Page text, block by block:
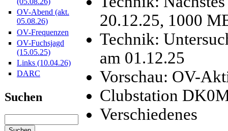
OV-Abend (akt.
05.08.26)
OV-Frequenzen
OV-Fuchsjagd
(15.05.25)
Links (10.04.26)
DARC
Suchen
20.12.25, 1000
Technik:
am 01.12.25
Vorschau: OV-
Clubstation
Verschiedenes